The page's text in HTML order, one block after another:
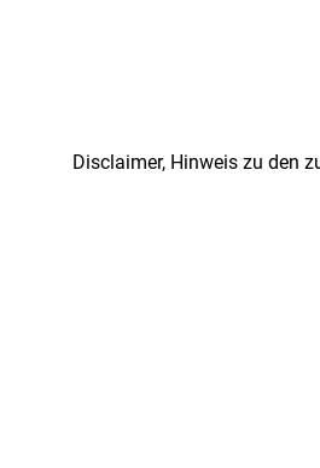
Disclaimer, Hinweis zu den